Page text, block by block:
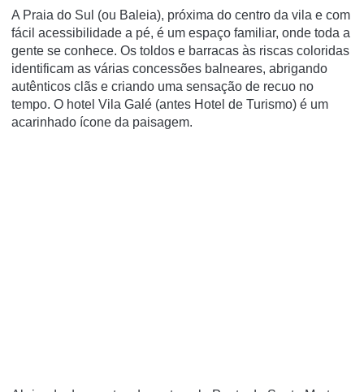
A Praia do Sul (ou Baleia), próxima do centro da vila e com
fácil acessibilidade a pé, é um espaço familiar, onde toda a
gente se conhece. Os toldos e barracas às riscas coloridas
identificam as várias concessões balneares, abrigando
autênticos clãs e criando uma sensação de recuo no
tempo. O hotel Vila Galé (antes Hotel de Turismo) é um
acarinhado ícone da paisagem.